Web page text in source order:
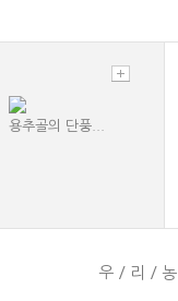
용추골의 단풍...
우/리/